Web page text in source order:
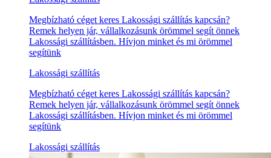
Megbízható céget keres Lakossági szállítás kapcsán?
Remek helyen jár, vállalkozásunk örömmel segít önnek
Lakossági szállításben. Hívjon minket és mi örömmel
segítünk
Lakossági szállítás
Megbízható céget keres Lakossági szállítás kapcsán?
Remek helyen jár, vállalkozásunk örömmel segít önnek
Lakossági szállításben. Hívjon minket és mi örömmel
segítünk
Lakossági szállítás